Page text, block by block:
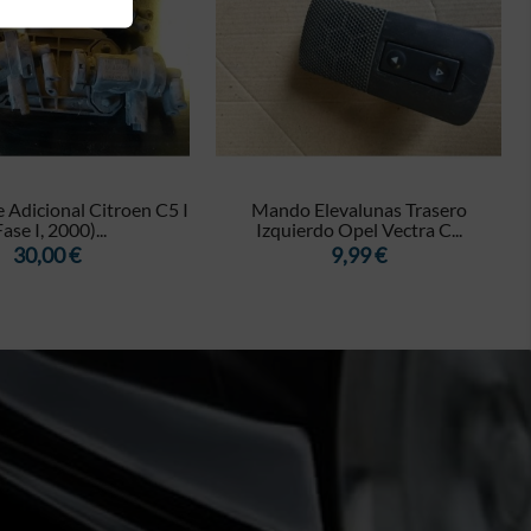
Adicional Citroen C5 I
I, 2000)...
Precio
30,00 €
Mando Elevalunas Trasero
Izquierdo Opel Vectra C...
Precio
9,99 €
